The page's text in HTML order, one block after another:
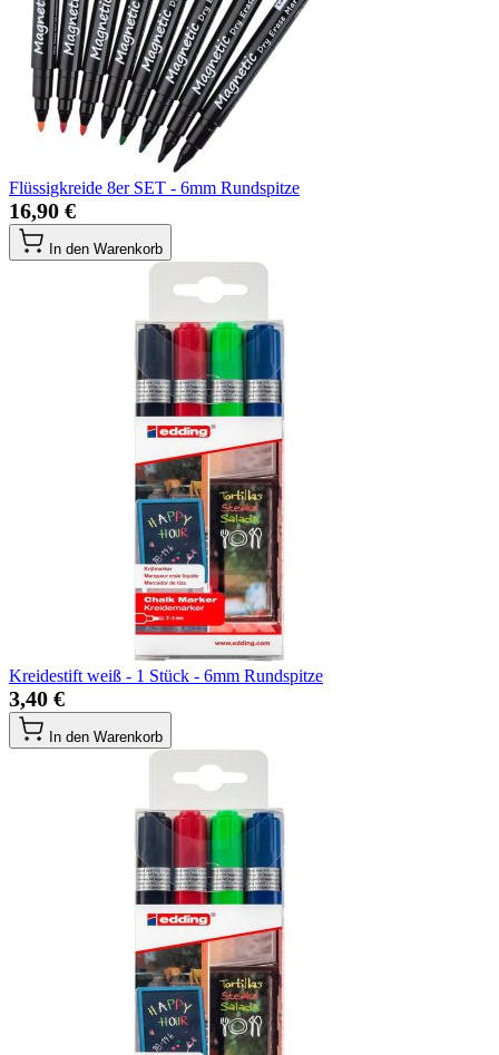
Flüssigkreide 8er SET - 6mm Rundspitze
16,90 €
In den Warenkorb
Kreidestift weiß - 1 Stück - 6mm Rundspitze
3,40 €
In den Warenkorb